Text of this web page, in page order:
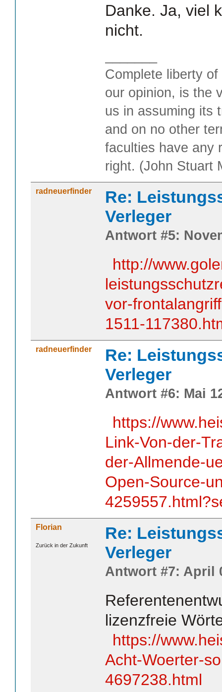
Danke. Ja, viel
nicht.
Complete liberty
our opinion, is the
us in assuming its
and on no other
faculties have any
right. (John Stuart
radneuerfinder
Re:
Verleger
Antwort #5:
http://
vor-
1511-
radneuerfinder
Re:
Verleger
Antwort #6: Mai
https://
Link-Von-der-
der-Allmende-
Open-Source-
Florian
Zurück in der Zukunft
Re:
Verleger
Antwort #7: April
lizenzfreie
https://
Acht-Woerter-
4697238.html